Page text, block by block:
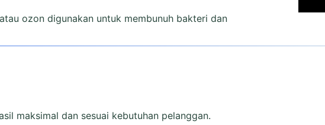
ozon digunakan untuk membunuh bakteri dan
maksimal dan sesuai kebutuhan pelanggan.